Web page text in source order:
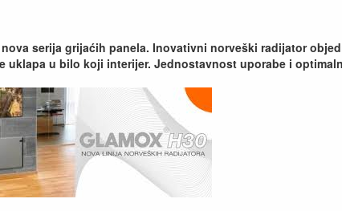
nova serija grijaćih panela. Inovativni norveški radijator
uklapa u bilo koji interijer. Jednostavnost uporabe i